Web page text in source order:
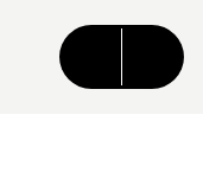
CONTENU